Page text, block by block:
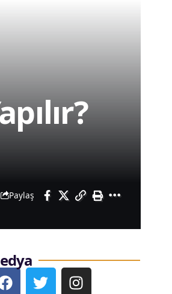
Paylaş